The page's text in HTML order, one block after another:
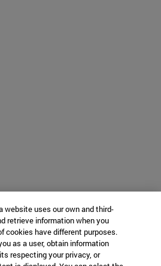
website uses our own and third-
retrieve information when you
cookies have different purposes.
as a user, obtain information
respecting your privacy, or